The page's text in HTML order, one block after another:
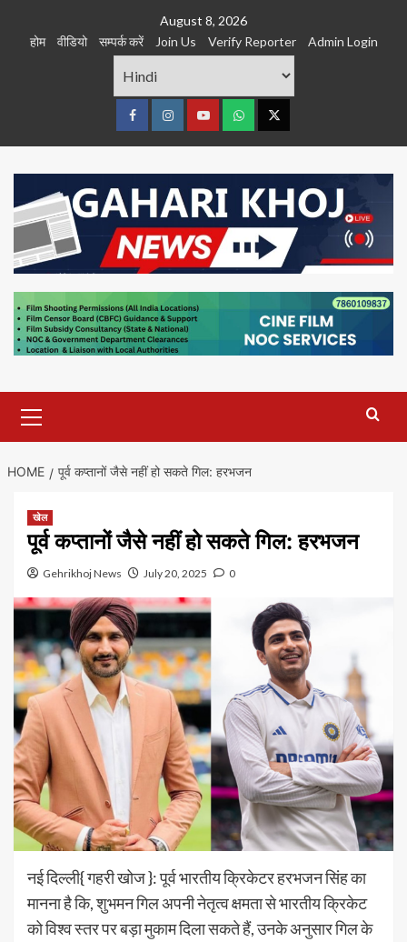
August 8, 2026
होम
वीडियो सम्पर्क करें Join Us Verify Reporter Admin Login
FacebookInstagramyoutubeWhatsTwitter
Menu
HOME पूर्व कप्तानों जैसे नहीं हो सकते गिल: हरभजन
खेल
पूर्व कप्तानों जैसे नहीं हो सकते गिल: हरभजन
Gehrikhoj News July 20, 2025 0
नई दिल्ली{ गहरी खोज }: पूर्व भारतीय क्रिकेटर हरभजन सिंह का
मानना है कि, शुभमन गिल अपनी नेतृत्व क्षमता से भारतीय क्रिकेट
को विश्व स्तर पर बड़ा मुकाम दिला सकते हैं, उनके अनुसार गिल के